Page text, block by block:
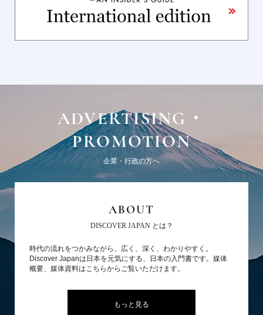
ADVERTISING・
PROMOTION
企業・行政の方へ
ABOUT
DISCOVER JAPAN とは？
時代の流れをつかみながら、広く、深く、わかりやすく。
Discover Japanは日本を元気にする、日本の入門書です。媒体
概要、媒体資料はこちらからご覧いただけます。
もっと見る